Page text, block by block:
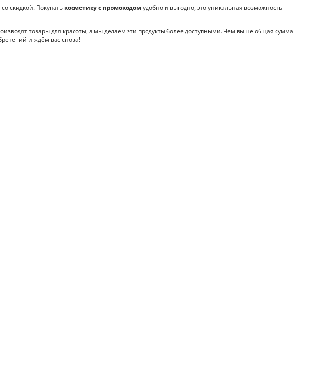
скидкой. Покупать косметику с промокодомудобно и выгодно, это уникальная возможность
товары для красоты, а мы делаем эти продукты более доступными. Чем выше общая сумма
и ждём вас снова!